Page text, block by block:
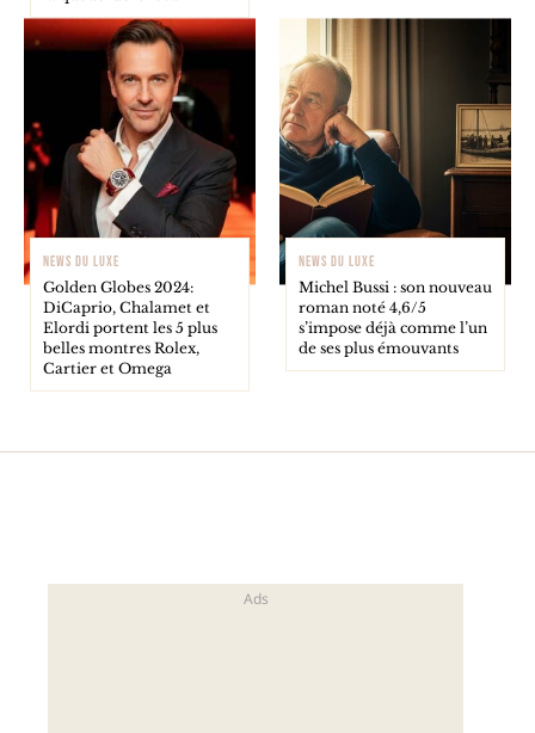
NEWS DU LUXE
Golden Globes 2024:
DiCaprio, Chalamet et
Elordi portent les 5 plus
belles montres Rolex,
Cartier et Omega
NEWS DU LUXE
Michel Bussi : son nouveau
roman noté 4,6/5
s’impose déjà comme l’un
de ses plus émouvants